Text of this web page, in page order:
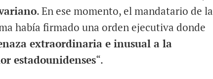
. En ese momento, el mandatario de la
había firmado una orden ejecutiva donde
extraordinaria e inusual a la
estadounidenses“.